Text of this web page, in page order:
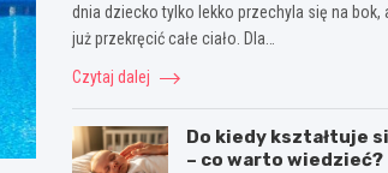
dnia dziecko tylko lekko przechyla się na bok,
już przekręcić całe ciało. Dla…
Czytaj dalej
Do kiedy kształtuje
– co warto wiedzieć?